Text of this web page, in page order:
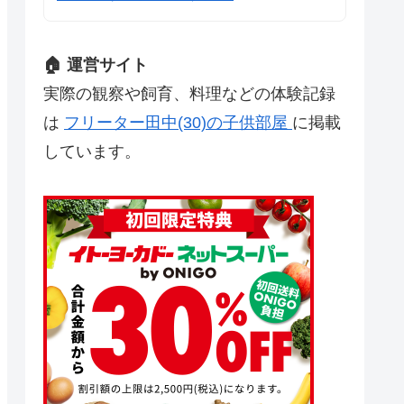
🏠 運営サイト
実際の観察や飼育、料理などの体験記録
は フリーター田中(30)の子供部屋 に掲載
しています。